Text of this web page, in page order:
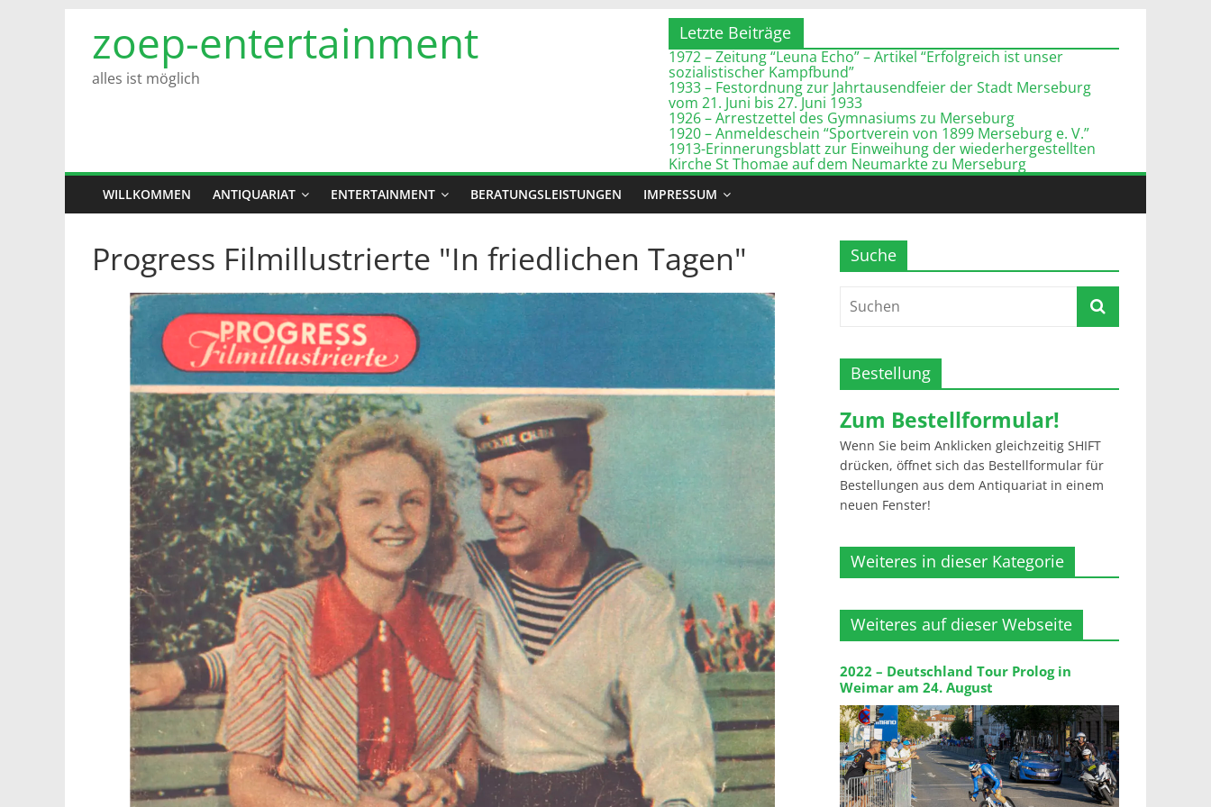
Inhalt
springen
zoep-entertainment
alles ist möglich
Letzte Beiträge
1972 – Zeitung “Leuna Echo” – Artikel “Erfolgreich ist unser
sozialistischer Kampfbund”
1933 – Festordnung zur Jahrtausendfeier der Stadt Merseburg
vom 21. Juni bis 27. Juni 1933
1926 – Arrestzettel des Gymnasiums zu Merseburg
1920 – Anmeldeschein “Sportverein von 1899 Merseburg e. V.”
1913-Erinnerungsblatt zur Einweihung der wiederhergestellten
Kirche St Thomae auf dem Neumarkte zu Merseburg
WILLKOMMEN ANTIQUARIAT ENTERTAINMENT BERATUNGSLEISTUNGEN IMPRESSUM
Progress Filmillustrierte "In friedlichen Tagen" Suche
Bestellung
Zum Bestellformular!
Wenn Sie beim Anklicken gleichzeitig SHIFT
drücken, öffnet sich das Bestellformular für
Bestellungen aus dem Antiquariat in einem
neuen Fenster!
Weiteres in dieser Kategorie
Weiteres auf dieser Webseite
2022 – Deutschland Tour Prolog in
Weimar am 24. August